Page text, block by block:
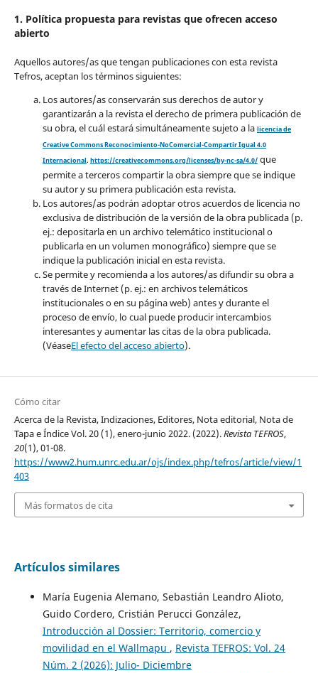
1. Política propuesta para revistas que ofrecen acceso
abierto
Aquellos autores/as que tengan publicaciones con esta revista
Tefros, aceptan los términos siguientes:
Los autores/as conservarán sus derechos de autor y
garantizarán a la revista el derecho de primera publicación de
su obra, el cuál estará simultáneamente sujeto a la licencia de
Creative Commons Reconocimiento-NoComercial-Compartir Igual 4.0
Internacional. https://creativecommons.org/licenses/by-nc-sa/4.0/que
permite a terceros compartir la obra siempre que se indique
su autor y su primera publicación esta revista.
Los autores/as podrán adoptar otros acuerdos de licencia no
exclusiva de distribución de la versión de la obra publicada (p.
ej.: depositarla en un archivo telemático institucional o
publicarla en un volumen monográfico) siempre que se
indique la publicación inicial en esta revista.
Se permite y recomienda a los autores/as difundir su obra a
través de Internet (p. ej.: en archivos telemáticos
institucionales o en su página web) antes y durante el
proceso de envío, lo cual puede producir intercambios
interesantes y aumentar las citas de la obra publicada.
(VéaseEl efecto del acceso abierto).
Cómo citar
Acerca de la Revista, Indizaciones, Editores, Nota editorial, Nota de
Tapa e Índice Vol. 20 (1), enero-junio 2022. (2022).Revista TEFROS,
20(1), 01-08.
https://www2.hum.unrc.edu.ar/ojs/index.php/tefros/article/view/1
403
Más formatos de cita
Artículos similares
María Eugenia Alemano, Sebastián Leandro Alioto,
Guido Cordero, Cristián Perucci González,
Introducción al Dossier: Territorio, comercio y
movilidad en el Wallmapu , Revista TEFROS: Vol. 24
Núm. 2 (2026): Julio- Diciembre